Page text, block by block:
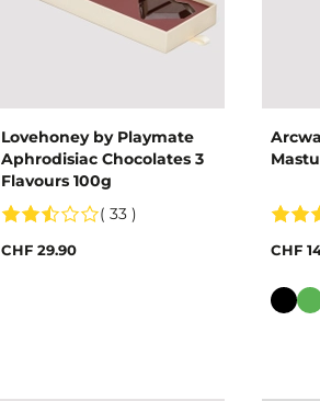
Lovehoney by Playmate
Aphrodisiac Chocolates 3
Flavours 100g
( 33 )
CHF 29.90 CHF
Farbe